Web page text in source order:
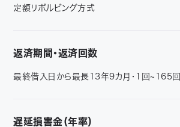
定額リボルビング方式
返済期間・返済回数
最終借入日から最長13年9カ月・1回~165回
遅延損害金（年率）